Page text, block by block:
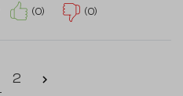
(0) (0)
2 chevron_right